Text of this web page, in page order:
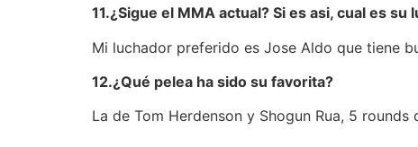
11.¿Sigue el MMA actual? Si es asi, cual es
Mi luchador preferido es Jose Aldo que tiene
12.¿Qué pelea ha sido su favorita?
La de Tom Herdenson y Shogun Rua, 5